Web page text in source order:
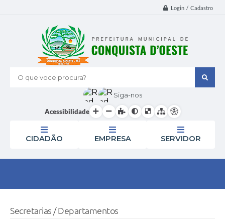
Login / Cadastro
O que voce procura?
Siga-nos
Acessibilidade
CIDADÃO EMPRESA SERVIDOR
Secretarias / Departamentos